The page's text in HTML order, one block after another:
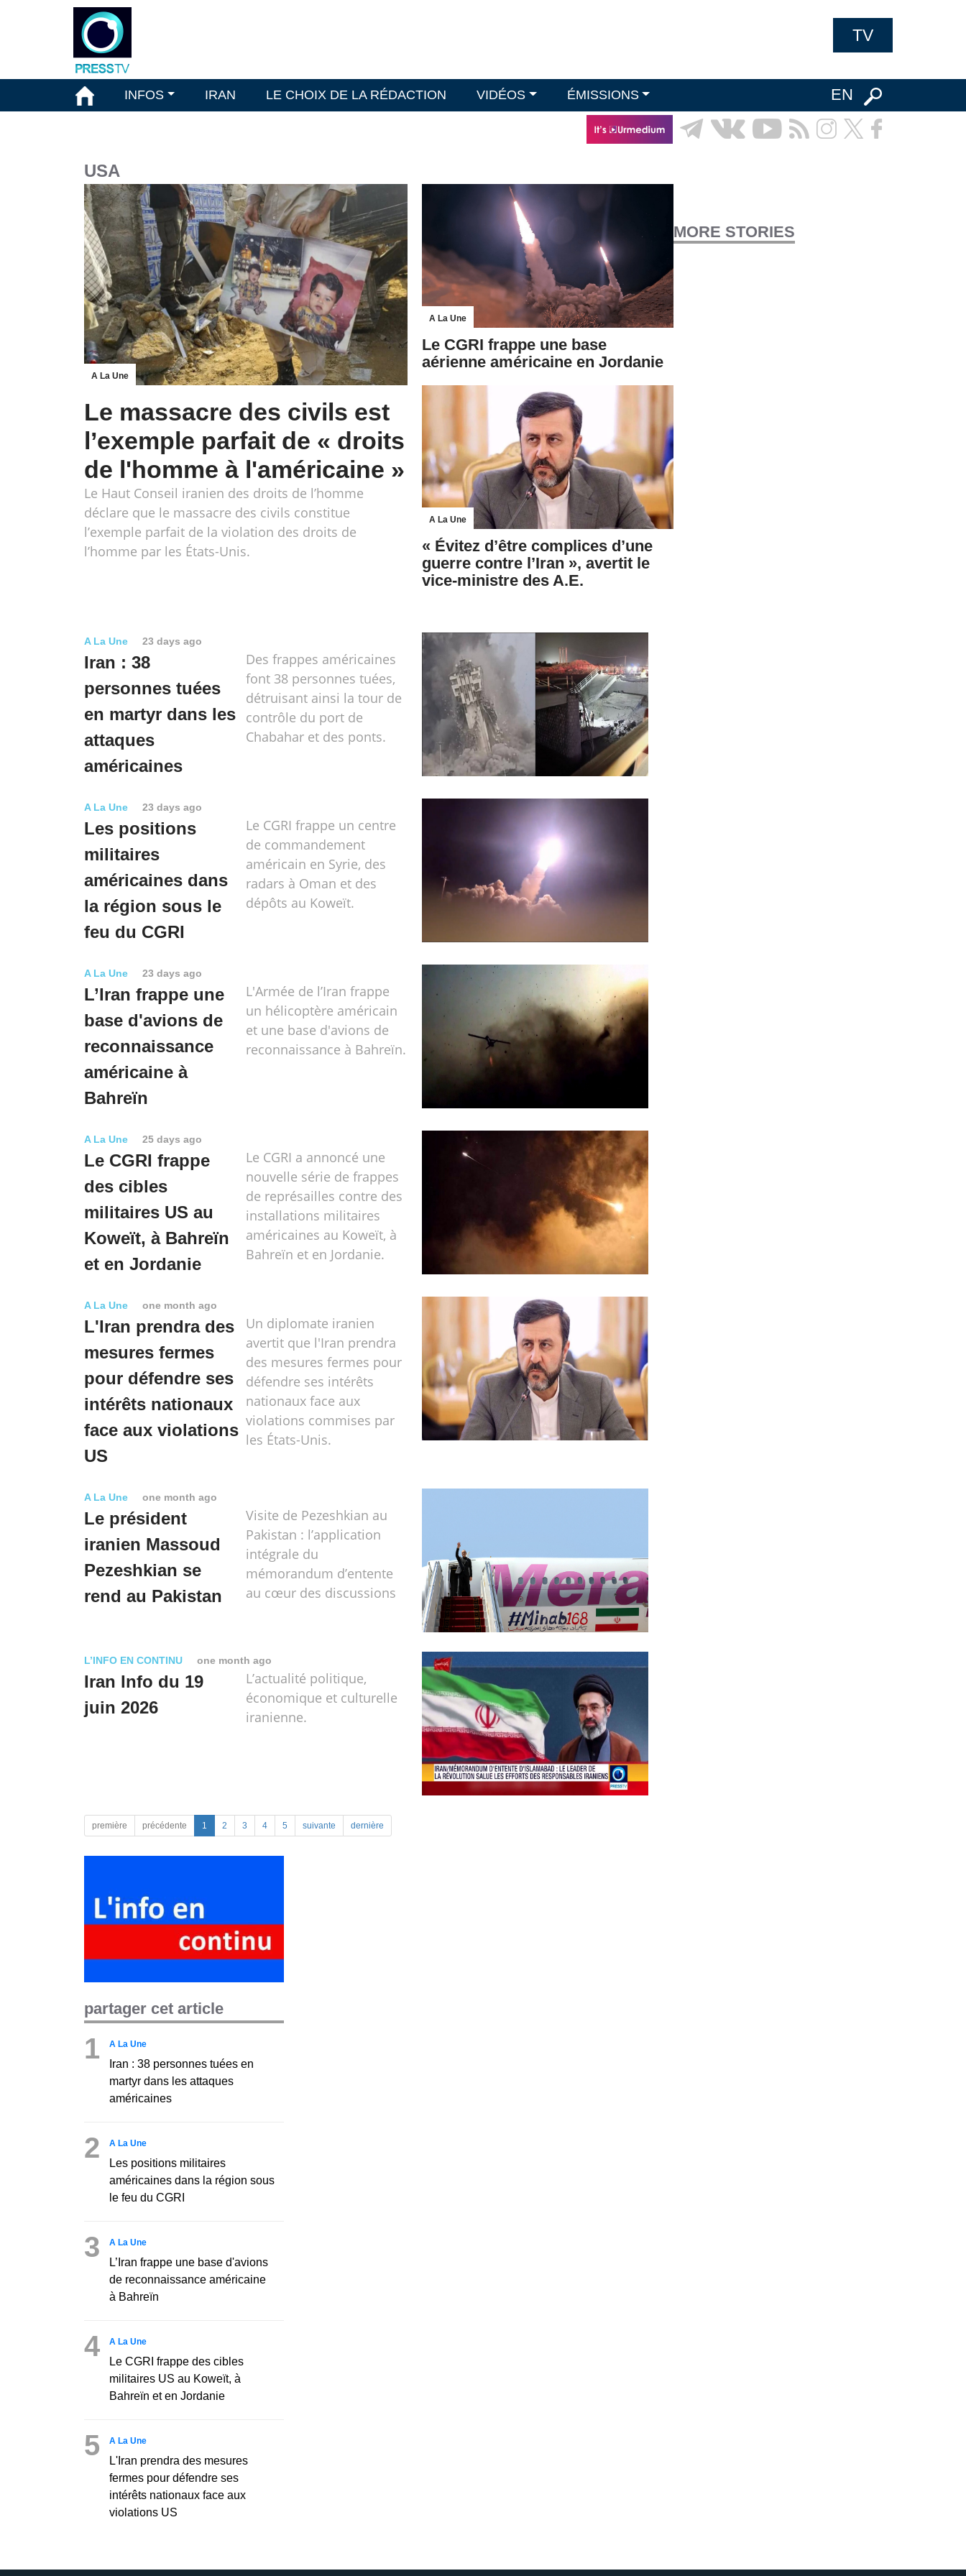
TV
INFOS IRAN LE CHOIX DE LA RÉDACTION VIDÉOS ÉMISSIONS EN
USA
A La Une
Le massacre des civils est
l’exemple parfait de « droits
de l'homme à l'américaine »
Le Haut Conseil iranien des droits de l’homme
déclare que le massacre des civils constitue
l’exemple parfait de la violation des droits de
l’homme par les États-Unis.
A La Une
Le CGRI frappe une base
aérienne américaine en Jordanie
A La Une
« Évitez d’être complices d’une
guerre contre l’Iran », avertit le
vice-ministre des A.E.
MORE STORIES
A La Une 23 days ago
Iran : 38
personnes tuées
en martyr dans les
attaques
américaines
Des frappes américaines
font 38 personnes tuées,
détruisant ainsi la tour de
contrôle du port de
Chabahar et des ponts.
A La Une 23 days ago
Les positions
militaires
américaines dans
la région sous le
feu du CGRI
Le CGRI frappe un centre
de commandement
américain en Syrie, des
radars à Oman et des
dépôts au Koweït.
A La Une 23 days ago
L’Iran frappe une
base d'avions de
reconnaissance
américaine à
Bahreïn
L'Armée de l’Iran frappe
un hélicoptère américain
et une base d'avions de
reconnaissance à Bahreïn.
A La Une 25 days ago
Le CGRI frappe
des cibles
militaires US au
Koweït, à Bahreïn
et en Jordanie
Le CGRI a annoncé une
nouvelle série de frappes
de représailles contre des
installations militaires
américaines au Koweït, à
Bahreïn et en Jordanie.
A La Une one month ago
L'Iran prendra des
mesures fermes
pour défendre ses
intérêts nationaux
face aux violations
US
Un diplomate iranien
avertit que l'Iran prendra
des mesures fermes pour
défendre ses intérêts
nationaux face aux
violations commises par
les États-Unis.
A La Une one month ago
Le président
iranien Massoud
Pezeshkian se
rend au Pakistan
Visite de Pezeshkian au
Pakistan : l’application
intégrale du
mémorandum d’entente
au cœur des discussions
L’INFO EN CONTINU one month ago
Iran Info du 19
juin 2026
L’actualité politique,
économique et culturelle
iranienne.
première précédente 1 2 3 4 5 suivante dernière
partager cet article
1 A La Une
Iran : 38 personnes tuées en
martyr dans les attaques
américaines
2 A La Une
Les positions militaires
américaines dans la région sous
le feu du CGRI
3 A La Une
L’Iran frappe une base d'avions
de reconnaissance américaine
à Bahreïn
4 A La Une
Le CGRI frappe des cibles
militaires US au Koweït, à
Bahreïn et en Jordanie
5 A La Une
L'Iran prendra des mesures
fermes pour défendre ses
intérêts nationaux face aux
violations US